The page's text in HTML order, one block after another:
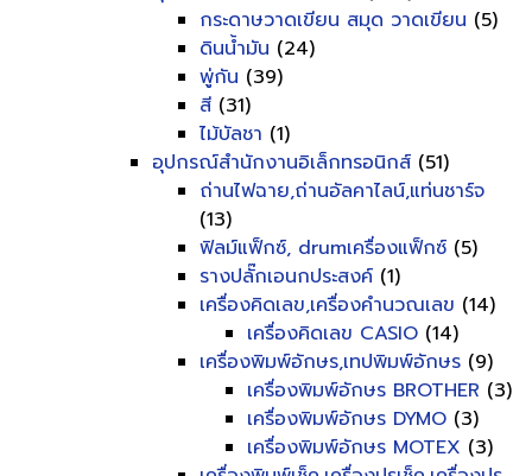
กระดาษวาดเขียน สมุด วาดเขียน (5)
ดินน้ำมัน (24)
พู่กัน (39)
สี (31)
ไม้บัลชา (1)
อุปกรณ์สำนักงานอิเล็กทรอนิกส์ (51)
ถ่านไฟฉาย,ถ่านอัลคาไลน์,แท่นชาร์จ
(13)
ฟิลม์แฟ็กซ์, drumเครื่องแฟ็กซ์ (5)
รางปลั๊กเอนกประสงค์ (1)
เครื่องคิดเลข,เครื่องคำนวณเลข (14)
เครื่องคิดเลข CASIO (14)
เครื่องพิมพ์อักษร,เทปพิมพ์อักษร (9)
เครื่องพิมพ์อักษร BROTHER (3)
เครื่องพิมพ์อักษร DYMO (3)
เครื่องพิมพ์อักษร MOTEX (3)